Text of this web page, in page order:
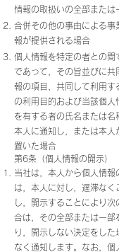
情報の取扱いの全部または
合併その他の事由による事
報が提供される場合
個人情報を特定の者との間
であって，その旨並びに共
報の項目，共同して利用す
の利用目的および当該個人
を有する者の氏名または
本人に通知し，または本人
置いた場合
第6条（個人情報の開示）
当社は，本人から個人情報
は，本人に対し，遅滞なく
し，開示することにより
合は，その全部または一部
り，開示しない決定をし
なく通知します。なお，個